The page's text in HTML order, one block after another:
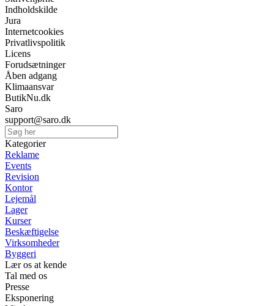
Indholdskilde
Jura
Internetcookies
Privatlivspolitik
Licens
Forudsætninger
Åben adgang
Klimaansvar
ButikNu.dk
Saro
support@saro.dk
Kategorier
Reklame
Events
Revision
Kontor
Lejemål
Lager
Kurser
Beskæftigelse
Virksomheder
Byggeri
Lær os at kende
Tal med os
Presse
Eksponering